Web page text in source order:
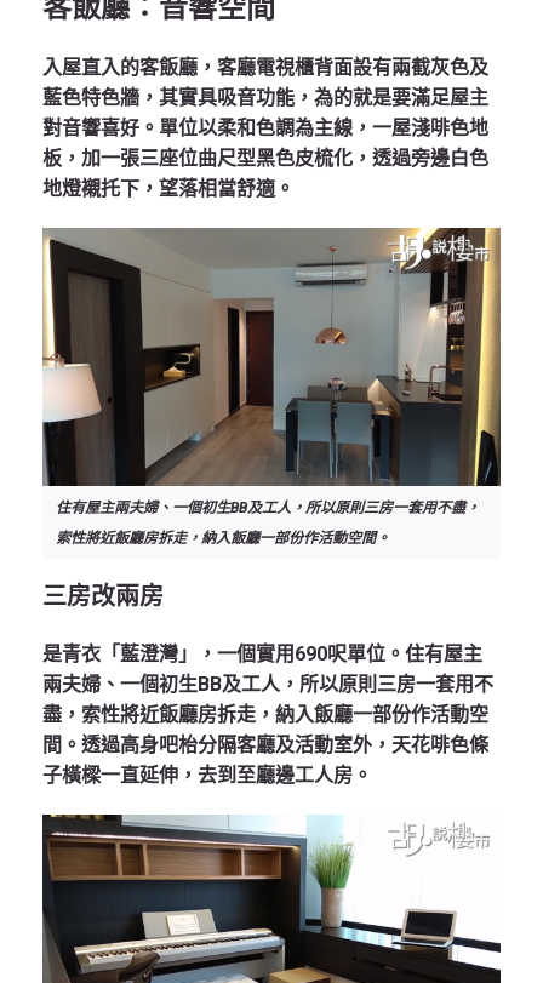
客飯廳：音響空間
入屋直入的客飯廳，客廳電視櫃背面設有兩截灰色及
藍色特色牆，其實具吸音功能，為的就是要滿足屋主
對音響喜好。單位以柔和色調為主線，一屋淺啡色地
板，加一張三座位曲尺型黑色皮梳化，透過旁邊白色
地燈襯托下，望落相當舒適。
住有屋主兩夫婦、一個初生BB及工人，所以原則三房一套用不盡，
索性將近飯廳房拆走，納入飯廳一部份作活動空間。
三房改兩房
是青衣「藍澄灣」，一個實用690呎單位。住有屋主
兩夫婦、一個初生BB及工人，所以原則三房一套用不
盡，索性將近飯廳房拆走，納入飯廳一部份作活動空
間。透過高身吧枱分隔客廳及活動室外，天花啡色條
子橫樑一直延伸，去到至廳邊工人房。